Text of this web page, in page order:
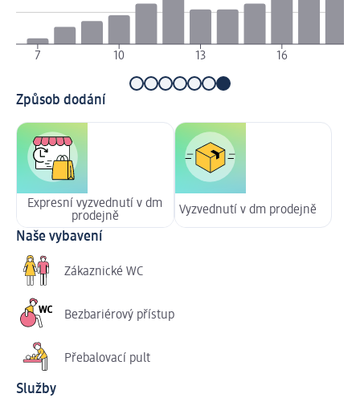
7 10 13 16
Způsob dodání
Expresní vyzvednutí v dm
prodejně
Vyzvednutí v dm prodejně
Naše vybavení
Zákaznické WC
Bezbariérový přístup
Přebalovací pult
Služby